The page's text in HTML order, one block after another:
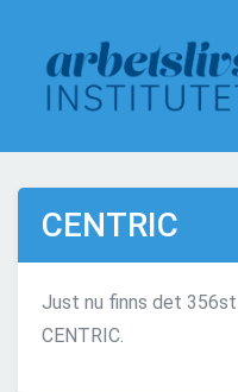
CENTRIC
Just nu finns det
CENTRIC.